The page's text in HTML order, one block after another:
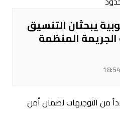
يبحثان التنسيق
المنظمة